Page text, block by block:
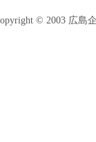
© 2003 広島